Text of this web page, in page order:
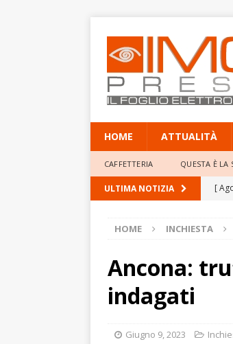
HOME ATTUALITÀ
CAFFETTERIA QUESTA È LA
ULTIMA NOTIZIA [
[
HOME INCHIESTA
Ancona:
indagati
Giugno 9, 2023